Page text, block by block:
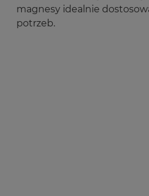
magnesy idealnie
potrzeb.